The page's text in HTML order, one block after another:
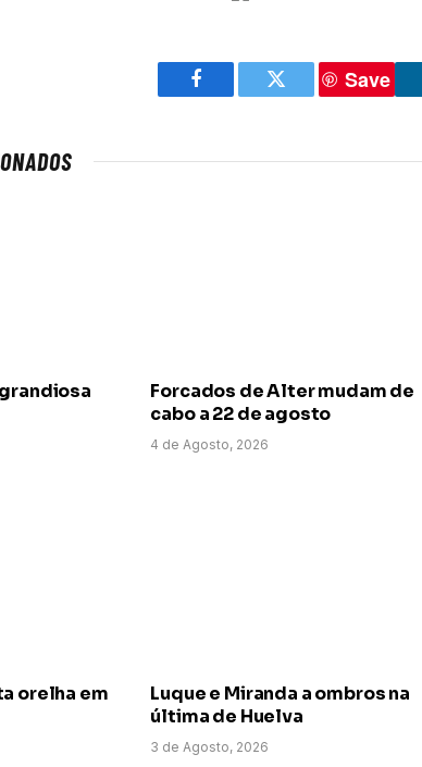
Facebook Twitter
Save
Forcados de Alter mudam de
cabo a 22 de agosto
4 de Agosto, 2026
orelha em
Luque e Miranda a ombros na
última de Huelva
3 de Agosto, 2026